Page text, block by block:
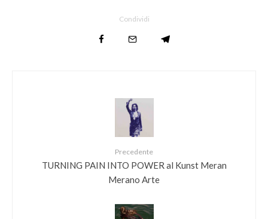
Condividi
Precedente
TURNING PAIN INTO POWER al Kunst Meran
Merano Arte